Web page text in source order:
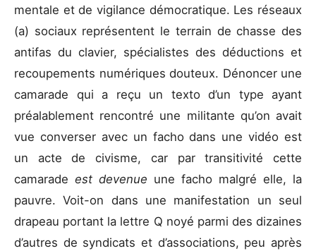
mentale et de vigilance démocratique. Les réseaux
(a) sociaux représentent le terrain de chasse des
antifas du clavier, spécialistes des déductions et
recoupements numériques douteux. Dénoncer une
camarade qui a reçu un texto d’un type ayant
préalablement rencontré une militante qu’on avait
vue converser avec un facho dans une vidéo est
un acte de civisme, car par transitivité cette
camarade est devenue une facho malgré elle, la
pauvre. Voit-on dans une manifestation un seul
drapeau portant la lettre Q noyé parmi des dizaines
d’autres de syndicats et d’associations, peu après